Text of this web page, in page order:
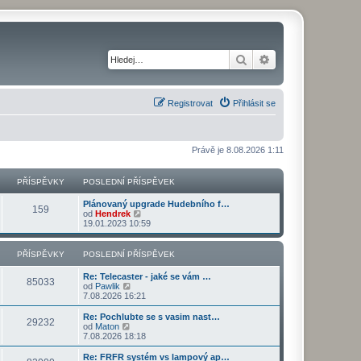
Hledat
Přihlásit se
Registrovat
Právě je 8.08.2026 1:11
PŘÍSPĚVKY POSLEDNÍ PŘÍSPĚVEK
159
Plánovaný upgrade Hudebního f…
od Hendrek
o
b
r
a
o
s
l
d
n
í
19.01.2023 10:59
PŘÍSPĚVKY POSLEDNÍ PŘÍSPĚVEK
85033
Re: Telecaster - jaké se vám …
od Pawlik
o
b
r
z
7.08.2026 16:21
29232
Re: Pochlubte se s vasim nast…
od Maton
o
b
r
7.08.2026 18:18
Re: FRFR systém vs lampový ap…